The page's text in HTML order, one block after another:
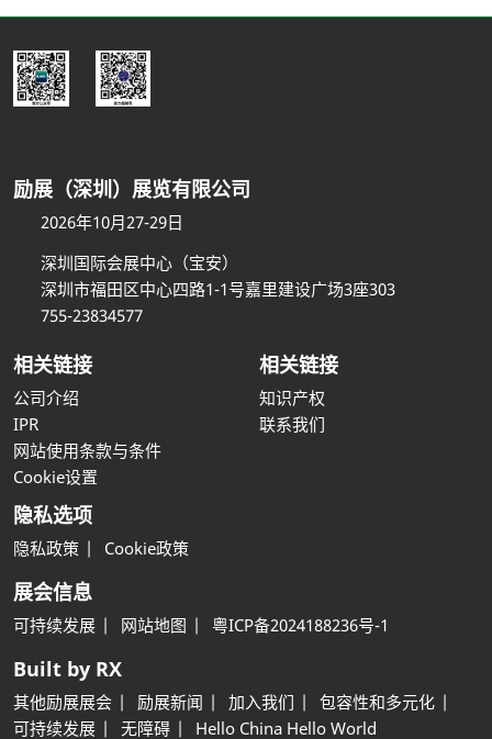
励展（深圳）展览有限公司
2026年10月27-29日
深圳国际会展中心（宝安）
深圳市福田区中心四路1-1号嘉里建设广场3座303
755-23834577
相关链接
公司介绍
IPR
网站使用条款与条件
Cookie设置
相关链接
知识产权
联系我们
隐私选项
隐私政策 Cookie政策
展会信息
可持续发展 网站地图 粤ICP备2024188236号-1
Built by RX
其他励展展会 励展新闻 加入我们
包容性和多元化
可持续发展
无障碍 Hello China Hello World